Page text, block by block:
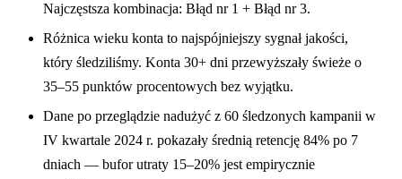
Najczęstsza kombinacja: Błąd nr 1 + Błąd nr 3.
Różnica wieku konta to najspójniejszy sygnał jakości,
który śledziliśmy. Konta 30+ dni przewyższały świeże o
35–55 punktów procentowych bez wyjątku.
Dane po przeglądzie nadużyć z 60 śledzonych kampanii w
IV kwartale 2024 r. pokazały średnią retencję 84% po 7
dniach — bufor utraty 15–20% jest empirycznie